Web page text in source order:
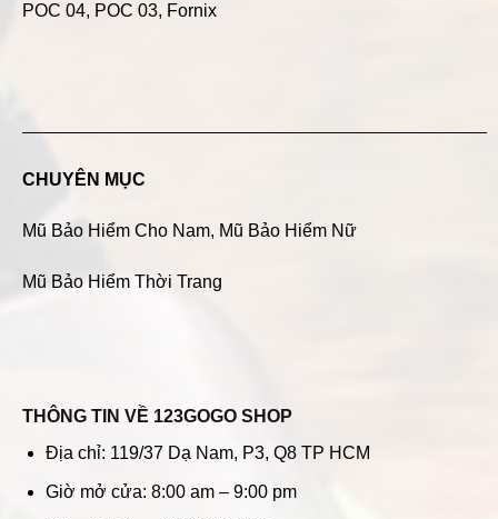
POC 04, POC 03, Fornix
CHUYÊN MỤC
Mũ Bảo Hiểm Cho Nam, Mũ Bảo Hiểm Nữ
Mũ Bảo Hiểm Thời Trang
THÔNG TIN VỀ 123GOGO SHOP
Địa chỉ: 119/37 Dạ Nam, P3, Q8 TP HCM
Giờ mở cửa: 8:00 am – 9:00 pm